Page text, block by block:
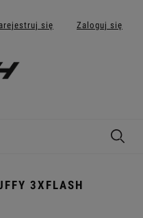
się Zaloguj się
3XFLASH